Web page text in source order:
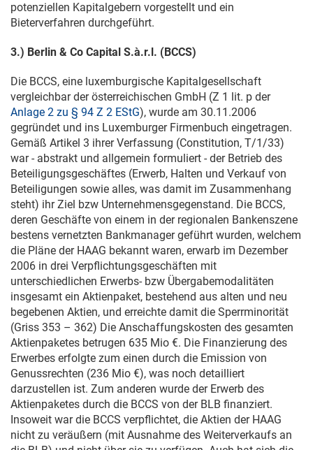
potenziellen Kapitalgebern vorgestellt und ein
Bieterverfahren durchgeführt.
3.) Berlin & Co Capital S.à.r.l. (BCCS)
Die BCCS, eine luxemburgische Kapitalgesellschaft
vergleichbar der österreichischen GmbH (Z 1 lit. p der
Anlage 2 zu § 94 Z 2 EStG), wurde am 30.11.2006
gegründet und ins Luxemburger Firmenbuch eingetragen.
Gemäß Artikel 3 ihrer Verfassung (Constitution, T/1/33)
war - abstrakt und allgemein formuliert - der Betrieb des
Beteiligungsgeschäftes (Erwerb, Halten und Verkauf von
Beteiligungen sowie alles, was damit im Zusammenhang
steht) ihr Ziel bzw Unternehmensgegenstand. Die BCCS,
deren Geschäfte von einem in der regionalen Bankenszene
bestens vernetzten Bankmanager geführt wurden, welchem
die Pläne der HAAG bekannt waren, erwarb im Dezember
2006 in drei Verpflichtungsgeschäften mit
unterschiedlichen Erwerbs- bzw Übergabemodalitäten
insgesamt ein Aktienpaket, bestehend aus alten und neu
begebenen Aktien, und erreichte damit die Sperrminorität
(Griss 353 – 362) Die Anschaffungskosten des gesamten
Aktienpaketes betrugen 635 Mio €. Die Finanzierung des
Erwerbes erfolgte zum einen durch die Emission von
Genussrechten (236 Mio €), was noch detailliert
darzustellen ist. Zum anderen wurde der Erwerb des
Aktienpaketes durch die BCCS von der BLB finanziert.
Insoweit war die BCCS verpflichtet, die Aktien der HAAG
nicht zu veräußern (mit Ausnahme des Weiterverkaufs an